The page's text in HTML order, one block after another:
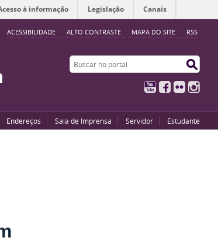
ACESSIBILIDADE ALTO CONTRASTE MAPA DO SITE RSS
à informação Legislação Canais
Buscar no portal
YouTubeFacebook
Flickr
Endereços Sala de Imprensa Servidor Estudante